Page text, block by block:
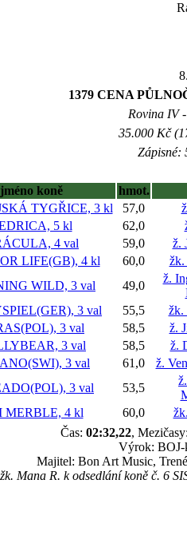
1379 CENA
Rovina IV
35.000 Kč
Zápisné:
jméno koně
hmot.
TYGŘICE, 3 kl 57,0
5 kl 62,0
4 val 59,0
ž.
LIFE(GB), 4 kl 60,0
žk.
WILD, 3 val 49,0
ž.
3 val 55,5
žk.
3 val 58,5
ž.
3 val 58,5
ž.
3 val 61,0
ž.
3 val 53,5
MERBLE, 4 kl 60,0
Čas: 02:32,22,
Výrok: BOJ-
Majitel: Bon Art Music,
Mana R. k odsedlání koně č. 6